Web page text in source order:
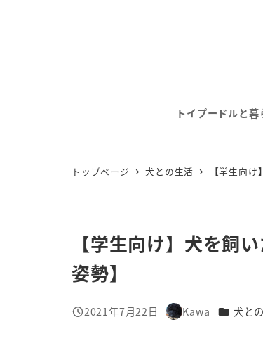
トイプードルと暮
トップページ 犬との生活 【学生向
【学生向け】犬を飼
姿勢】
投稿日
2021年7月22日
著
Kawa カテゴリ
犬と